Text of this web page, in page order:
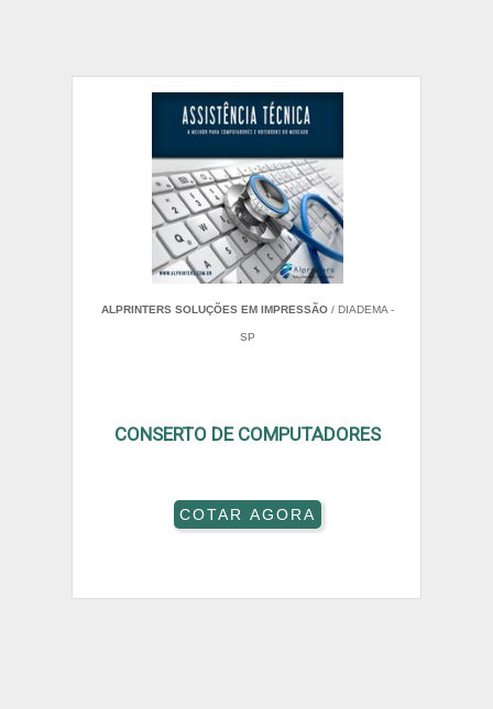
ALPRINTERS SOLUÇÕES EM IMPRESSÃO / DIADEMA -
SP
CONSERTO DE COMPUTADORES
COTAR AGORA